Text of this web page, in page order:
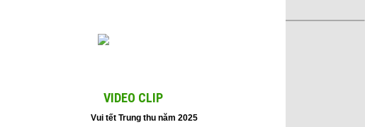
VIDEO CLIP
Vui tết Trung thu năm 2025